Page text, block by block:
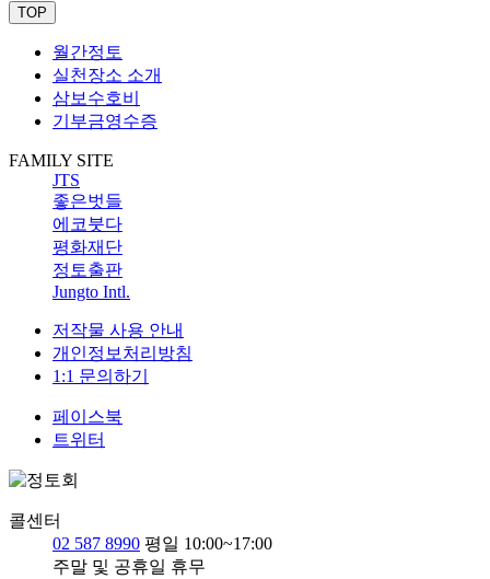
TOP
월간정토
실천장소 소개
삼보수호비
기부금영수증
FAMILY SITE
JTS
좋은벗들
에코붓다
평화재단
정토출판
Jungto Intl.
저작물 사용 안내
개인정보처리방침
1:1 문의하기
페이스북
트위터
콜센터
02 587 8990 평일 10:00~17:00
주말 및 공휴일 휴무